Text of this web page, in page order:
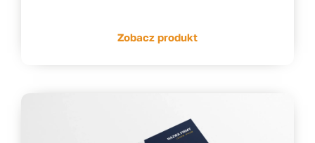
Zobacz produkt